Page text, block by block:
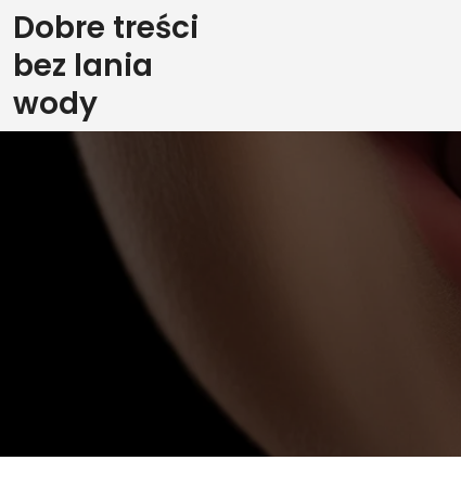
Skip
to
content
Dobre treści
bez lania
wody